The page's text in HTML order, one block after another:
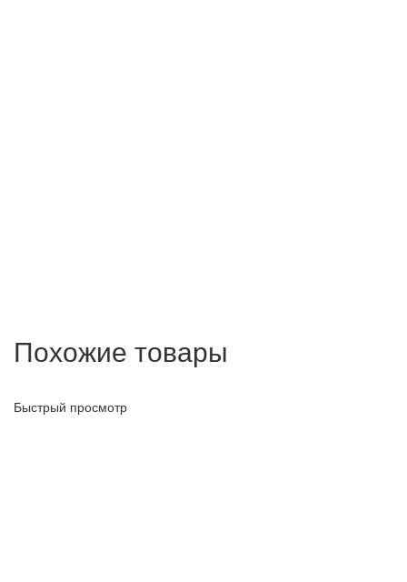
Похожие товары
Быстрый просмотр